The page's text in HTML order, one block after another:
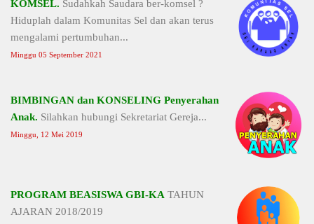
KOMSEL. Sudahkah Saudara ber-komsel ?
Hiduplah dalam Komunitas Sel dan akan terus
mengalami pertumbuhan...
Minggu 05 September 2021
BIMBINGAN dan KONSELING Penyerahan
Anak. Silahkan hubungi Sekretariat Gereja...
Minggu, 12 Mei 2019
PROGRAM BEASISWA GBI-KA TAHUN
AJARAN 2018/2019